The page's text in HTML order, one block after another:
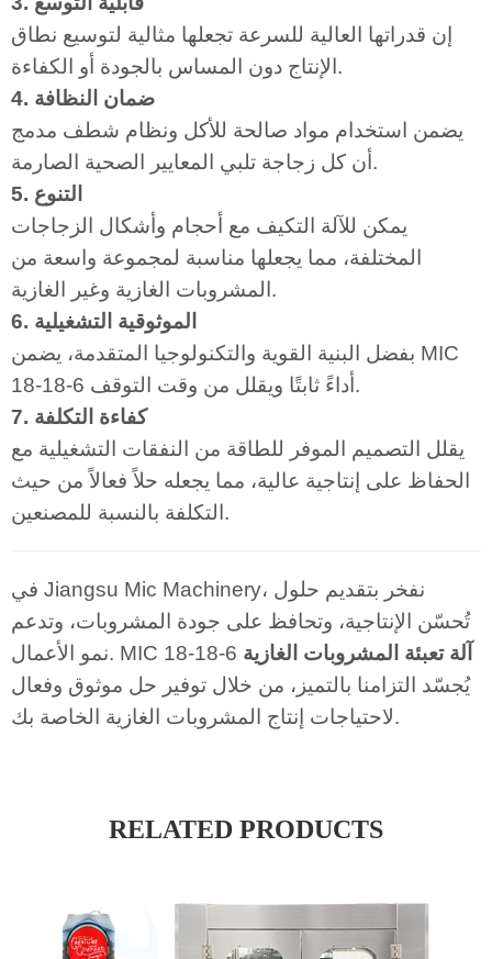
إن قدراتها العالية للسرعة تجعلها مثالية لتوسيع نطاق
الإنتاج دون المساس بالجودة أو الكفاءة.
4. ضمان النظافة
يضمن استخدام مواد صالحة للأكل ونظام شطف مدمج
أن كل زجاجة تلبي المعايير الصحية الصارمة.
5. التنوع
يمكن للآلة التكيف مع أحجام وأشكال الزجاجات
المختلفة، مما يجعلها مناسبة لمجموعة واسعة من
المشروبات الغازية وغير الغازية.
6. الموثوقية التشغيلية
بفضل البنية القوية والتكنولوجيا المتقدمة، يضمن MIC
18-18-6 أداءً ثابتًا ويقلل من وقت التوقف.
7. كفاءة التكلفة
يقلل التصميم الموفر للطاقة من النفقات التشغيلية مع
الحفاظ على إنتاجية عالية، مما يجعله حلاً فعالاً من حيث
التكلفة بالنسبة للمصنعين.
في Jiangsu Mic Machinery، نفخر بتقديم حلول
تُحسّن الإنتاجية، وتحافظ على جودة المشروبات، وتدعم
نمو الأعمال. MIC 18-18-6 آلة تعبئة المشروبات الغازية
يُجسّد التزامنا بالتميز، من خلال توفير حل موثوق وفعال
لاحتياجات إنتاج المشروبات الغازية الخاصة بك.
RELATED PRODUCTS